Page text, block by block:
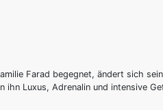
Farad begegnet, ändert sich
Luxus, Adrenalin und intensive